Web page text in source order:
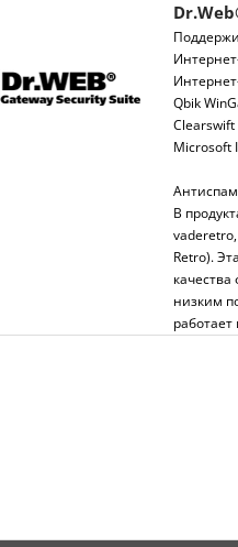
Qbik
Clearswift
Microsoft
В
Retro).
качества
низким